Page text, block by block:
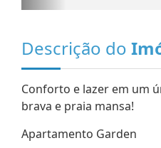
Descrição do
Conforto e lazer em um
brava e praia mansa!
Apartamento Garden